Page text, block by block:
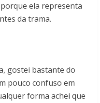
ela representa
da trama.
gostei bastante do
pouco confuso em
forma achei que